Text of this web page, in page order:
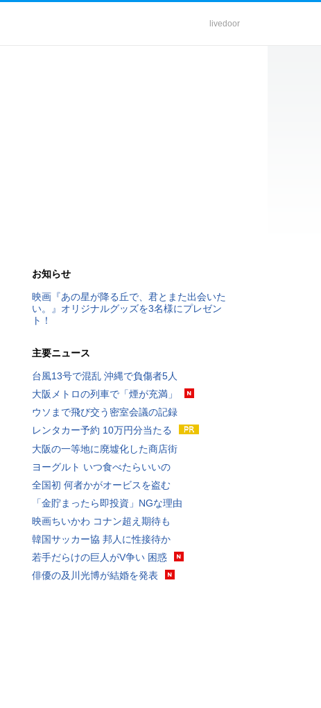
livedoor
お知らせ
映画『あの星が降る丘で、君とまた出会いた
い。』オリジナルグッズを3名様にプレゼン
ト！
主要ニュース
台風13号で混乱 沖縄で負傷者5人
大阪メトロの列車で「煙が充満」
ウソまで飛び交う密室会議の記録
レンタカー予約 10万円分当たる
大阪の一等地に廃墟化した商店街
ヨーグルト いつ食べたらいいの
全国初 何者かがオービスを盗む
「金貯まったら即投資」NGな理由
映画ちいかわ コナン超え期待も
韓国サッカー協 邦人に性接待か
若手だらけの巨人がV争い 困惑
俳優の及川光博が結婚を発表